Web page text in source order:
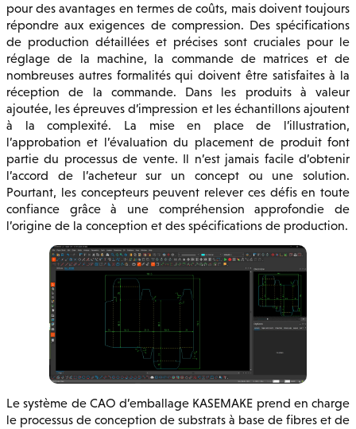
pour des avantages en termes de coûts, mais doivent toujours
répondre aux exigences de compression. Des spécifications
de production détaillées et précises sont cruciales pour le
réglage de la machine, la commande de matrices et de
nombreuses autres formalités qui doivent être satisfaites à la
réception de la commande. Dans les produits à valeur
ajoutée, les épreuves d’impression et les échantillons ajoutent
à la complexité. La mise en place de l’illustration,
l’approbation et l’évaluation du placement de produit font
partie du processus de vente. Il n’est jamais facile d’obtenir
l’accord de l’acheteur sur un concept ou une solution.
Pourtant, les concepteurs peuvent relever ces défis en toute
confiance grâce à une compréhension approfondie de
l’origine de la conception et des spécifications de production.
Le système de CAO d’emballage KASEMAKE prend en charge
le processus de conception de substrats à base de fibres et de